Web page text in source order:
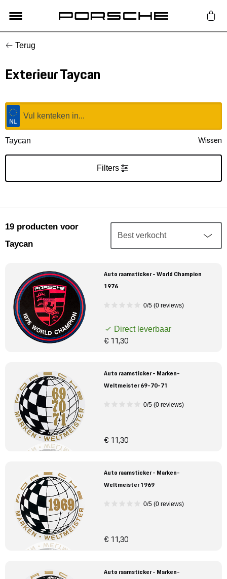
Lifestyle
Auto Accessoires
Classic
Nieuw
Mijn account
Meer Porsche
Porsche informatie
Terug
Exterieur Taycan
Taycan Wissen
Filters
19 producten voor
Taycan
Auto raamsticker - World Champion
1976
0/5 (0 reviews)
Direct leverbaar
€ 11,30
Auto raamsticker - Marken-
Weltmeister 69-70-71
0/5 (0 reviews)
€ 11,30
Auto raamsticker - Marken-
Weltmeister 1969
0/5 (0 reviews)
€ 11,30
Auto raamsticker - Marken-